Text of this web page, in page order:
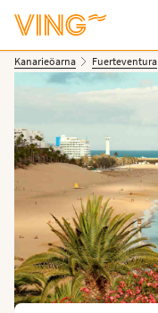
Kanarieöarna Fuerteventura
Se bilder